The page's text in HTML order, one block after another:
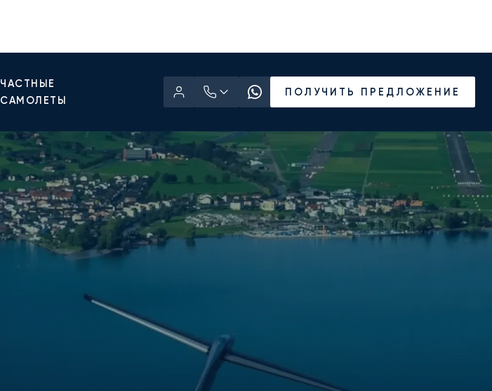
ЧАСТНЫЕ
САМОЛЕТЫ
ПОЛУЧИТЬ ПРЕДЛОЖЕНИЕ